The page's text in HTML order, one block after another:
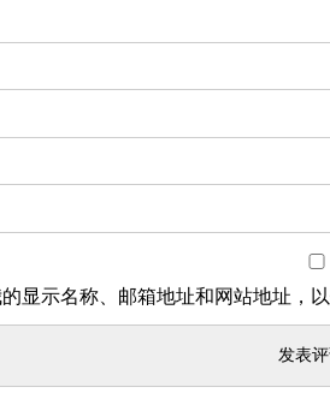
显示名称、邮箱地址和网站地址，以